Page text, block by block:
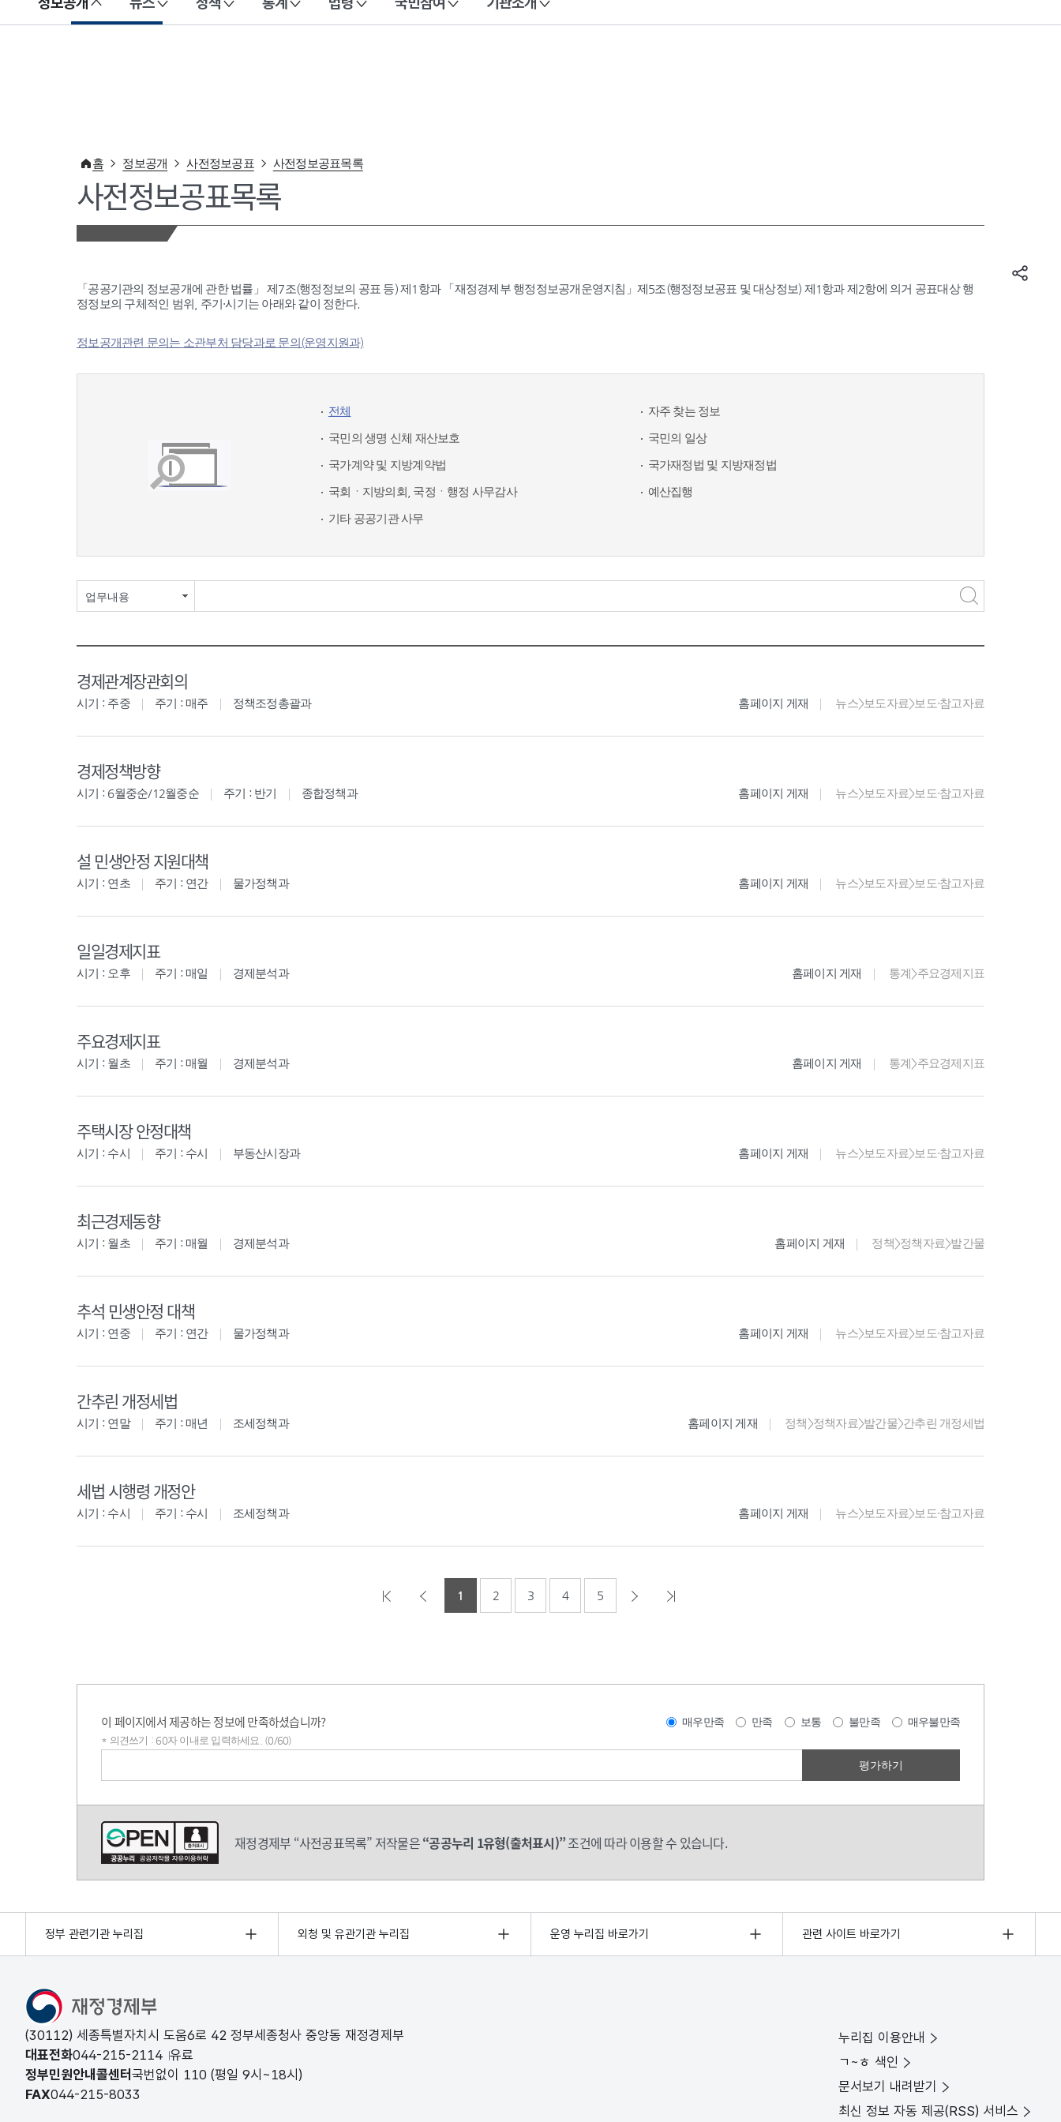
이 누리집은 대한민국 공식 전자정부 누리집입니다.
홈 정보공개 사전정보공표 사전정보공표목록
사전정보공표목록
「공공기관의 정보공개에 관한 법률」 제7조(행정정보의 공표 등) 제1항과 「재정경제부 행정정보공개운영지침」제5조(행정정보공표 및 대상정보) 제1항과 제2항에 의거 공표대상 행
정정보의 구체적인 범위, 주기·시기는 아래와 같이 정한다.
정보공개관련 문의는 소관부처 담당과로 문의(운영지원과)
전체
자주 찾는 정보
국민의 생명 신체 재산보호
국민의 일상
국가계약 및 지방계약법
국가재정법 및 지방재정법
국회ㆍ지방의회, 국정ㆍ행정 사무감사
예산집행
기타 공공기관 사무
업무내용
경제관계장관회의
시기 : 주중 주기 : 매주 정책조정총괄과 홈페이지 게재 뉴스>보도자료>보도·참고자료
경제정책방향
시기 : 6월중순/12월중순 주기 : 반기 종합정책과 홈페이지 게재 뉴스>보도자료>보도·참고자료
설 민생안정 지원대책
시기 : 연초 주기 : 연간 물가정책과 홈페이지 게재 뉴스>보도자료>보도·참고자료
일일경제지표
시기 : 오후 주기 : 매일 경제분석과 홈페이지 게재 통계>주요경제지표
주요경제지표
시기 : 월초 주기 : 매월 경제분석과 홈페이지 게재 통계>주요경제지표
주택시장 안정대책
시기 : 수시 주기 : 수시 부동산시장과 홈페이지 게재 뉴스>보도자료>보도·참고자료
최근경제동향
시기 : 월초 주기 : 매월 경제분석과 홈페이지 게재 정책>정책자료>발간물
추석 민생안정 대책
시기 : 연중 주기 : 연간 물가정책과 홈페이지 게재 뉴스>보도자료>보도·참고자료
간추린 개정세법
시기 : 연말 주기 : 매년 조세정책과 홈페이지 게재 정책>정책자료>발간물>간추린 개정세법
세법 시행령 개정안
시기 : 수시 주기 : 수시 조세정책과 홈페이지 게재 뉴스>보도자료>보도·참고자료
1 2 3 4 5
이 페이지에서 제공하는 정보에 만족하셨습니까? 매우만족 만족 보통 불만족 매우불만족
* 의견쓰기 : 60자 이내로 입력하세요. (0/60)
재정경제부 “사전공표목록” 저작물은“공공누리 1유형(출처표시)”조건에 따라 이용할 수 있습니다.
정부 관련기관 누리집 외청 및 유관기관 누리집 운영 누리집 바로가기 관련 사이트 바로가기
(30112) 세종특별자치시 도움6로 42 정부세종청사 중앙동 재정경제부
대표전화044-215-2114 유료
정부민원안내콜센터 국번없이 110 (평일 9시~18시)
FAX044-215-8033
누리집 이용안내
ㄱ~ㅎ 색인
문서보기 내려받기
최신 정보 자동 제공(RSS) 서비스